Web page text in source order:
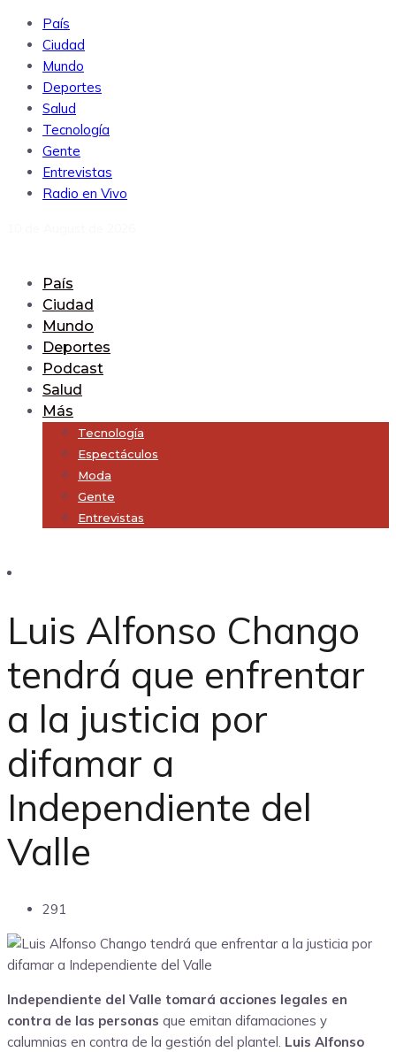
País
Ciudad
Mundo
Deportes
Salud
Tecnología
Gente
Entrevistas
Radio en Vivo
País
Ciudad
Mundo
Deportes
Podcast
Salud
Más
Tecnología
Espectáculos
Moda
Gente
Entrevistas
Luis Alfonso Chango
tendrá que enfrentar
a la justicia por
difamar a
Independiente del
Valle
291
Independiente del Valle tomará acciones legales en
contra de las personas que emitan difamaciones y
calumnias en contra de la gestión del plantel. Luis Alfonso